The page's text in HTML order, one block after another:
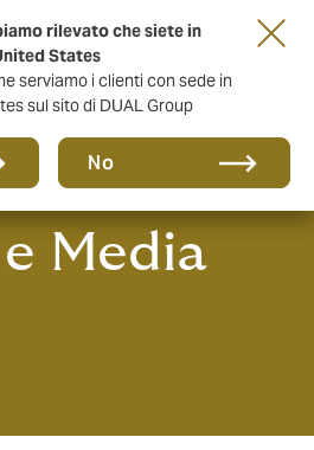
rilevato che siete in
States
serviamo i clienti con sede in
sul sito di DUAL Group
No
di DUAL Italia
Media